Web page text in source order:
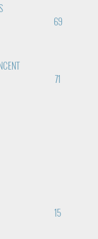
69
71
15